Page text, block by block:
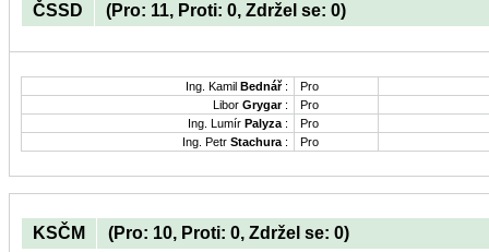
ČSSD (Pro: 11, Proti: 0, Zdržel se: 0)
Ing. Kamil Bednář:
Pro
Libor Grygar:
Pro
Ing. Lumír Palyza:
Pro
Ing. Petr Stachura: Pro
KSČM (Pro: 10, Proti: 0, Zdržel se: 0)